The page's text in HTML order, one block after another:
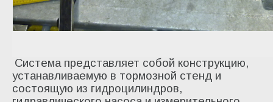
Система представляет собой конструкцию,
устанавливаемую в тормозной стенд и
состоящую из гидроцилиндров,